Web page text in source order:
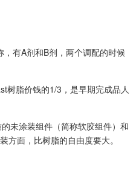
有A剂和B剂，两个调配的时候
树脂价钱的1/3，是早期完成品人
未涂装组件（简称软胶组件）和
面，比树脂的自由度要大。